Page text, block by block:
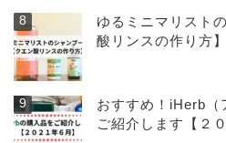
ゆるミニマリスト
酸リンスの作り方】
おすすめ！iHerb（
ご紹介します【２